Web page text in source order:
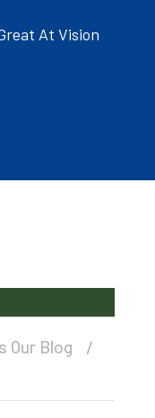
At Vision
Our Blog